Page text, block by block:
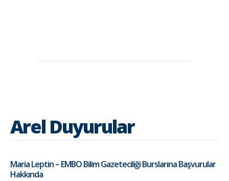
Arel Duyurular
Maria Leptin – EMBO Bilim Gazeteciliği Burslarına Başvurular
Hakkında